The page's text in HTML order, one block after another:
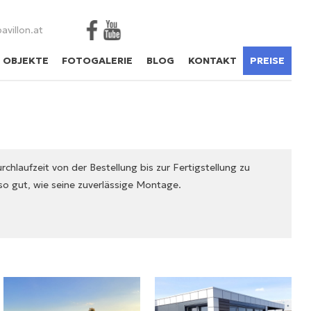
Facebook
YouTube
OBJEKTE FOTOGALERIE BLOG KONTAKT PREISE
gut, wie seine zuverlässige Montage.